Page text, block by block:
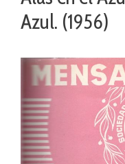
Azul. (1956)